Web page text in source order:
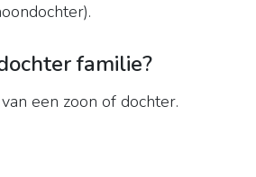
familie?
een zoon of dochter.